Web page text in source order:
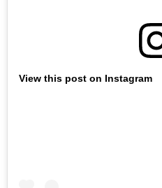
View this post on Instagram